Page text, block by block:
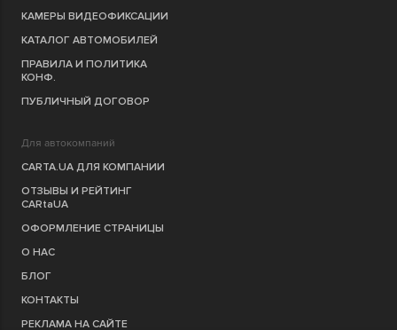
КАМЕРЫ ВИДЕОФИКСАЦИИ
КАТАЛОГ АВТОМОБИЛЕЙ
ПРАВИЛА И ПОЛИТИКА
КОНФ.
ПУБЛИЧНЫЙ ДОГОВОР
Для автокомпаний
CARTA.UA ДЛЯ КОМПАНИИ
ОТЗЫВЫ И РЕЙТИНГ
CARtaUA
ОФОРМЛЕНИЕ СТРАНИЦЫ
О НАС
БЛОГ
КОНТАКТЫ
РЕКЛАМА НА САЙТЕ